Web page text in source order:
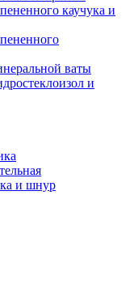
каучука и
ваты
и
и шнур